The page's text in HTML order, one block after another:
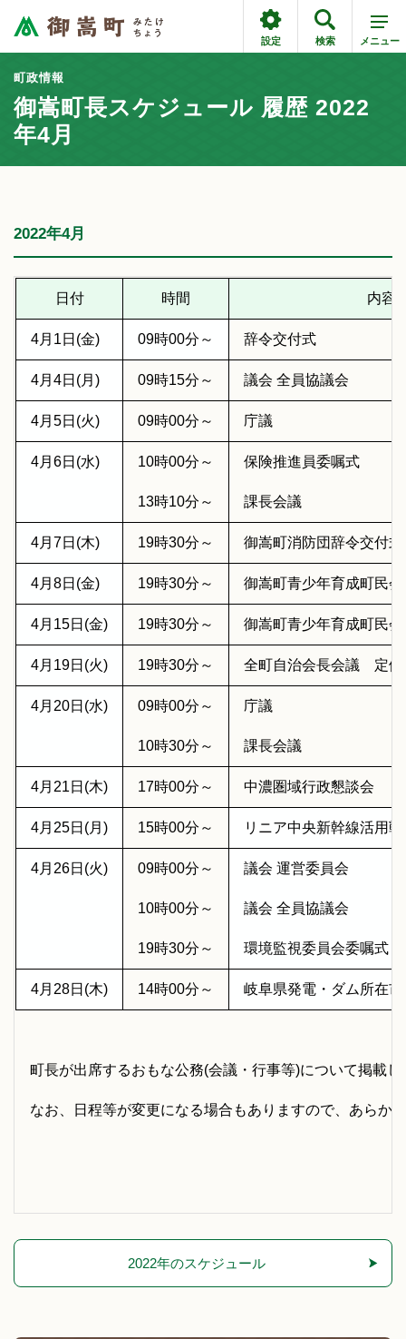
設定 検索 メニュー
町政情報
御嵩町長スケジュール 履歴 2022
年4月
2022年4月
日付 時間 内容
4月1日(金) 09時00分～ 辞令交付式
4月4日(月) 09時15分～ 議会 全員協議会
4月5日(火) 09時00分～ 庁議
4月6日(水) 10時00分～ 保険推進員委嘱式
13時10分～ 課長会議
4月7日(木) 19時30分～ 御嵩町消防団辞令交付式
4月8日(金) 19時30分～ 御嵩町青少年育成町民
4月15日(金) 19時30分～ 御嵩町青少年育成町民
4月19日(火) 19時30分～ 全町自治会長会議 定例
4月20日(水) 09時00分～ 庁議
10時30分～ 課長会議
4月21日(木) 17時00分～ 中濃圏域行政懇談会
4月25日(月) 15時00分～ リニア中央新幹線活用
4月26日(火) 09時00分～ 議会 運営委員会
10時00分～ 議会 全員協議会
19時30分～ 環境監視委員会委嘱式
4月28日(木) 14時00分～ 岐阜県発電・ダム所在
町長が出席するおもな公務(会議・行事等)について掲載し
なお、日程等が変更になる場合もありますので、あらか
2022年のスケジュール